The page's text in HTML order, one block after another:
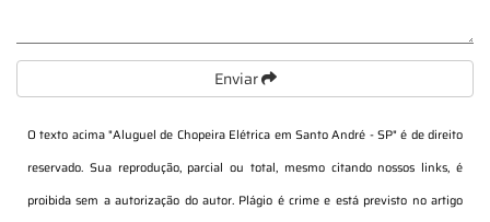
Enviar
O texto acima "Aluguel de Chopeira Elétrica em Santo André - SP" é de direito
reservado. Sua reprodução, parcial ou total, mesmo citando nossos links, é
proibida sem a autorização do autor. Plágio é crime e está previsto no artigo